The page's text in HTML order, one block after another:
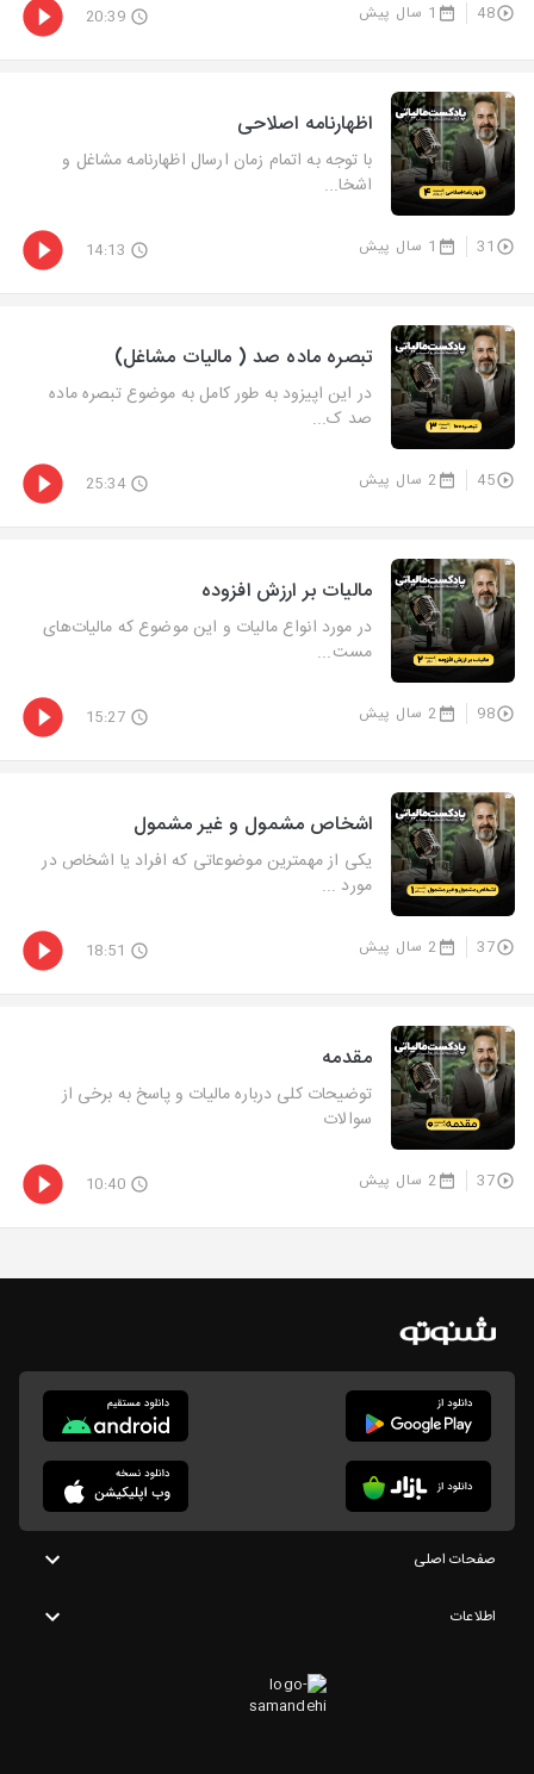
48 1 سال پیش 20:39
اظهارنامه اصلاحی
با توجه به اتمام زمان ارسال اظهارنامه مشاغل و
اشخا...
31 1 سال پیش 14:13
تبصره ماده صد ( مالیات مشاغل)
در این اپیزود به طور کامل به موضوع تبصره ماده
صد ک...
45 2 سال پیش 25:34
مالیات بر ارزش افزوده
در مورد انواع مالیات و این موضوع که مالیات‌های
مست...
98 2 سال پیش 15:27
اشخاص مشمول و غیر مشمول
یکی از مهمترین موضوعاتی که افراد یا اشخاص در
مورد ...
37 2 سال پیش 18:51
مقدمه
توضیحات کلی درباره مالیات و پاسخ به برخی از
سوالات
37 2 سال پیش 10:40
صفحات اصلی
اطلاعات